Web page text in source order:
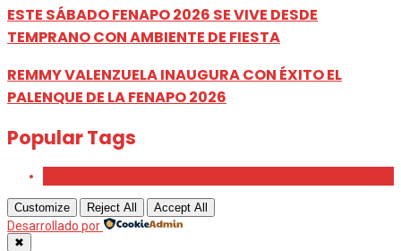
ESTE SÁBADO FENAPO 2026 SE VIVE DESDE
TEMPRANO CON AMBIENTE DE FIESTA
REMMY VALENZUELA INAUGURA CON ÉXITO EL
PALENQUE DE LA FENAPO 2026
Popular Tags
Customize Reject All Accept All
Desarrollado por
✖